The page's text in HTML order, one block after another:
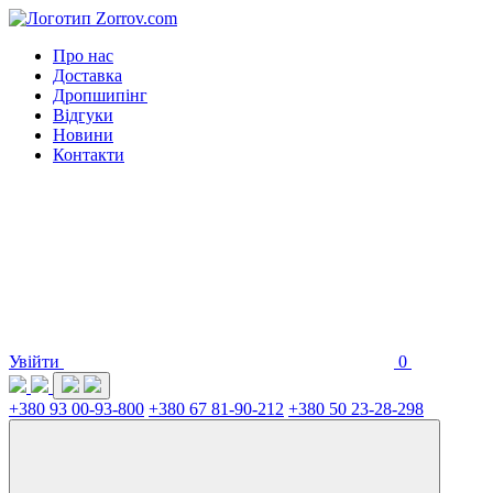
Про нас
Доставка
Дропшипінг
Відгуки
Новини
Контакти
Увійти 0
+380 93 00-93-800 +380 67 81-90-212 +380 50 23-28-298